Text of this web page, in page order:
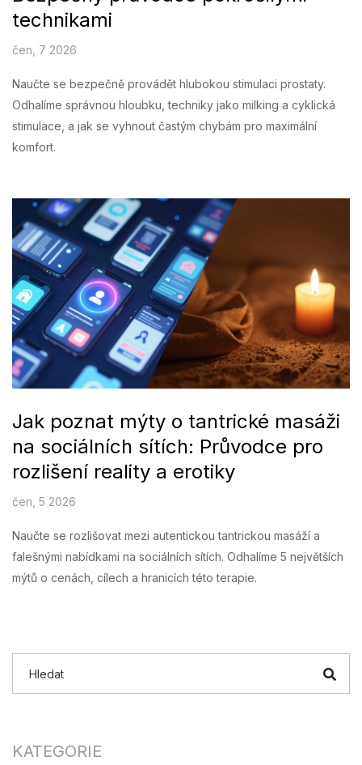
technikami
čen, 7 2026
Naučte se bezpečně provádět hlubokou stimulaci prostaty.
Odhalíme správnou hloubku, techniky jako milking a cyklická
stimulace, a jak se vyhnout častým chybám pro maximální
komfort.
Jak poznat mýty o tantrické masáži
na sociálních sítích: Průvodce pro
rozlišení reality a erotiky
čen, 5 2026
Naučte se rozlišovat mezi autentickou tantrickou masáží a
falešnými nabídkami na sociálních sítích. Odhalíme 5 největších
mýtů o cenách, cílech a hranicích této terapie.
KATEGORIE